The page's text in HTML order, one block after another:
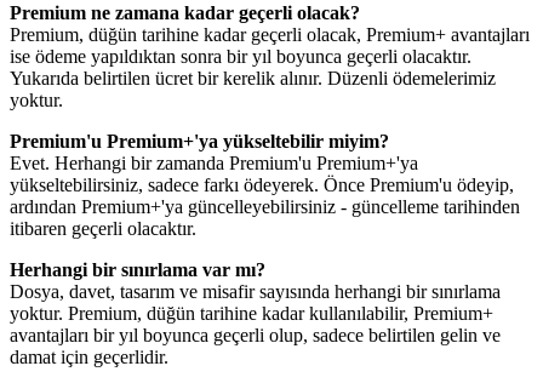
Premium ne zamana kadar geçerli olacak?
Premium, düğün tarihine kadar geçerli olacak, Premium+ avantajları
ise ödeme yapıldıktan sonra bir yıl boyunca geçerli olacaktır.
Yukarıda belirtilen ücret bir kerelik alınır. Düzenli ödemelerimiz
yoktur.
Premium'u Premium+'ya yükseltebilir miyim?
Evet. Herhangi bir zamanda Premium'u Premium+'ya
yükseltebilirsiniz, sadece farkı ödeyerek. Önce Premium'u ödeyip,
ardından Premium+'ya güncelleyebilirsiniz - güncelleme tarihinden
itibaren geçerli olacaktır.
Herhangi bir sınırlama var mı?
Dosya, davet, tasarım ve misafir sayısında herhangi bir sınırlama
yoktur. Premium, düğün tarihine kadar kullanılabilir, Premium+
avantajları bir yıl boyunca geçerli olup, sadece belirtilen gelin ve
damat için geçerlidir.